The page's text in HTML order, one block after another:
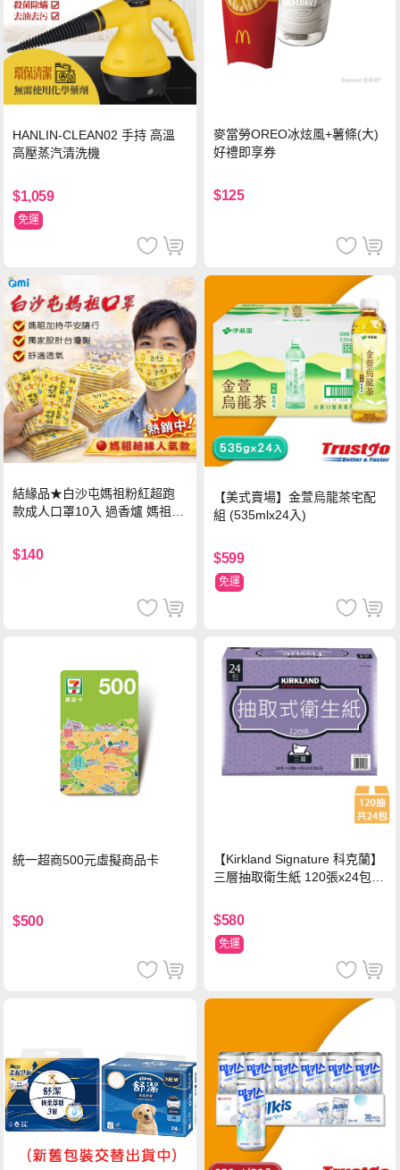
HANLIN-CLEAN02 手持 高溫
高壓蒸汽清洗機
$1,059
免運
麥當勞OREO冰炫風+薯條(大)
好禮即享券
$125
結緣品★白沙屯媽祖粉紅超跑
款成人口罩10入 過香爐 媽祖加
$140
【美式賣場】金萱烏龍茶宅配
組 (535mlx24入)
$599
免運
統一超商500元虛擬商品卡
$500
【Kirkland Signature 科克蘭】
三層抽取衛生紙 120張x24包x1
$580
免運